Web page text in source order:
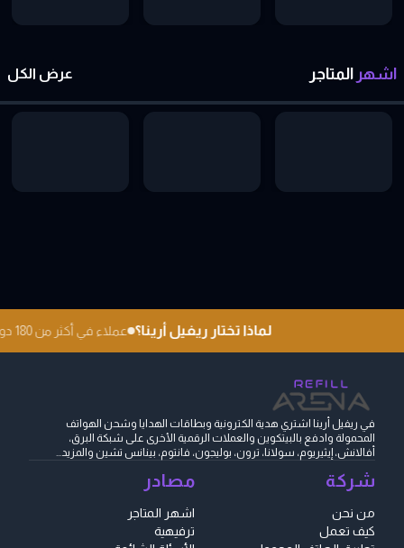
اشهر المتاجر عرض الكل
لماذا تختار ريفيل أرينا؟ عملاء في أكثر من 180 دولة
في ريفيل أرينا اشتري هدية الكترونية وبطاقات الهدايا وشحن الهواتف
المحمولة وادفع بالبيتكوين والعملات الرقمية الأخرى على شبكة البرق،
أفالانش، إيثيريوم، سولانا، ترون، بوليجون، فانتوم، بينانس تشين والمزيد...
شركة
من نحن
كيف تعمل
مصادر
اشهر المتاجر
ترفيهية